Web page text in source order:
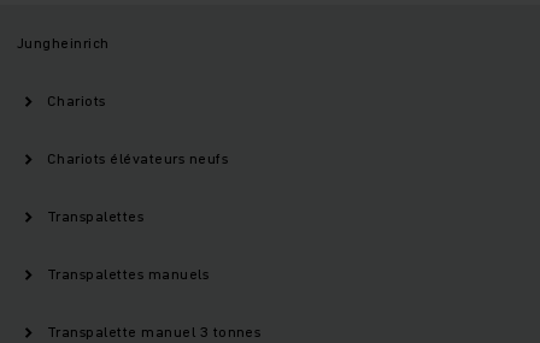
Jungheinrich
Chariots
Chariots élévateurs neufs
Transpalettes
Transpalettes manuels
Transpalette manuel 3 tonnes